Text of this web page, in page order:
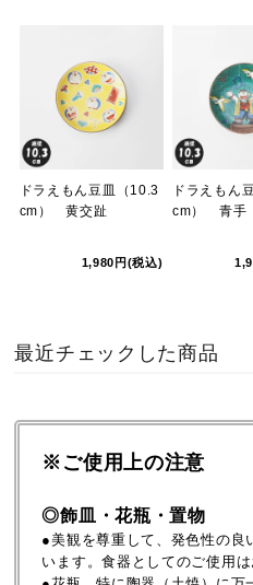
ドラえもん豆皿（10.3
cm） 黄交趾
1,980円(税込)
ドラえもん
cm） 青手
最近チェックした商品
※ご使用上の注意
◎飾皿・花瓶・置物
●美観を尊重して、発色性の良
います。食器としてのご使用は